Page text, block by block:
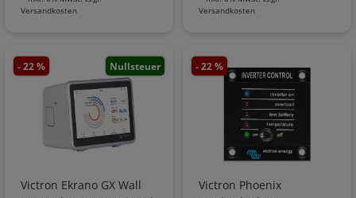
Versandkosten
Versandkosten
- 22 % Nullsteuer
Victron Ekrano GX Wall
- 22 %
Victron Phoenix